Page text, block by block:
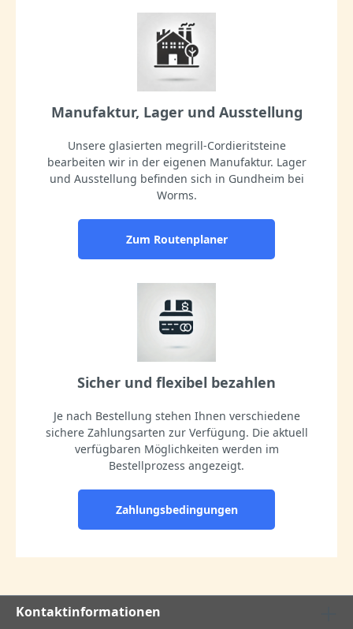
Manufaktur, Lager und Ausstellung
Unsere glasierten megrill-Cordieritsteine
bearbeiten wir in der eigenen Manufaktur. Lager
und Ausstellung befinden sich in Gundheim bei
Worms.
Zum Routenplaner
Sicher und flexibel bezahlen
Je nach Bestellung stehen Ihnen verschiedene
sichere Zahlungsarten zur Verfügung. Die aktuell
verfügbaren Möglichkeiten werden im
Bestellprozess angezeigt.
Zahlungsbedingungen
Kontaktinformationen